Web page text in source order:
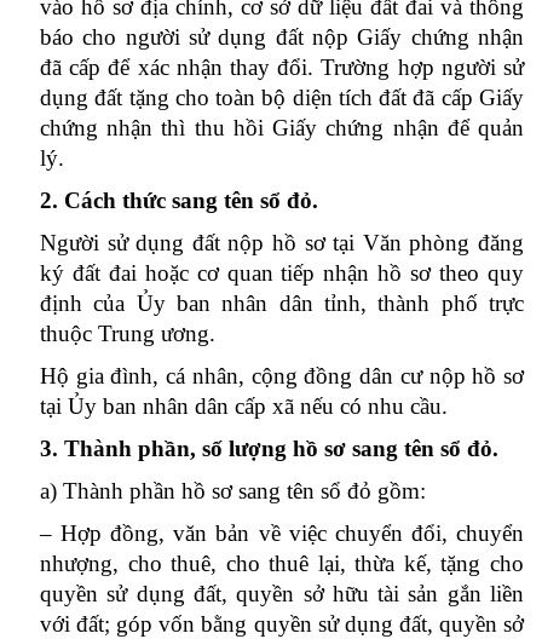
vào hồ sơ địa chính, cơ sở dữ liệu đất đai và thông
báo cho người sử dụng đất nộp Giấy chứng nhận
đã cấp để xác nhận thay đổi. Trường hợp người sử
dụng đất tặng cho toàn bộ diện tích đất đã cấp Giấy
chứng nhận thì thu hồi Giấy chứng nhận để quản
lý.
2. Cách thức sang tên sổ đỏ.
Người sử dụng đất nộp hồ sơ tại Văn phòng đăng
ký đất đai hoặc cơ quan tiếp nhận hồ sơ theo quy
định của Ủy ban nhân dân tỉnh, thành phố trực
thuộc Trung ương.
Hộ gia đình, cá nhân, cộng đồng dân cư nộp hồ sơ
tại Ủy ban nhân dân cấp xã nếu có nhu cầu.
3. Thành phần, số lượng hồ sơ sang tên sổ đỏ.
a) Thành phần hồ sơ sang tên sổ đỏ gồm:
– Hợp đồng, văn bản về việc chuyển đổi, chuyển
nhượng, cho thuê, cho thuê lại, thừa kế, tặng cho
quyền sử dụng đất, quyền sở hữu tài sản gắn liền
với đất; góp vốn bằng quyền sử dụng đất, quyền sở